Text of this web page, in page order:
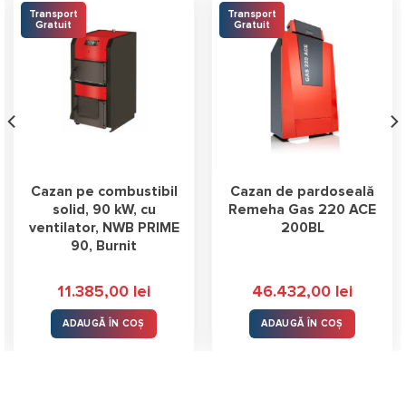
Transport
Gratuit
Cazan pe combustibil
solid, 90 kW, cu
ventilator, NWB PRIME
90, Burnit
11.385,00 lei
ADAUGĂ ÎN COȘ
Transport
Gratuit
Cazan de pardoseală
Remeha Gas 220 ACE
200BL
46.432,00 lei
ADAUGĂ ÎN COȘ